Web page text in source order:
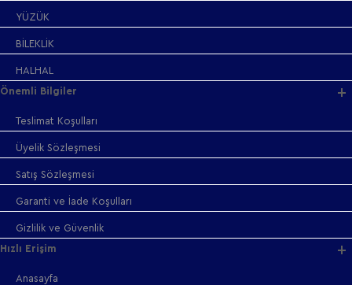
YÜZÜK
BİLEKLİK
HALHAL
Önemli Bilgiler
Teslimat Koşulları
Üyelik Sözleşmesi
Satış Sözleşmesi
Garanti ve İade Koşulları
Gizlilik ve Güvenlik
Hızlı Erişim
Anasayfa